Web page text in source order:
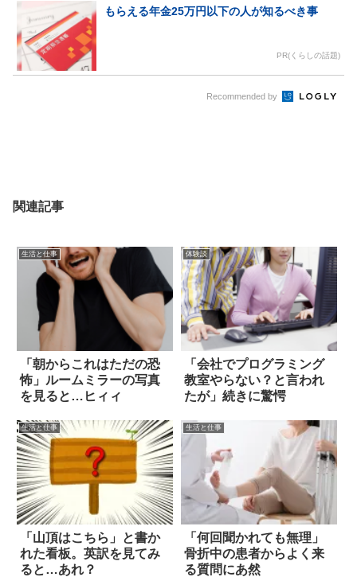
もらえる年金25万円以下の人が知るべき事
PR(くらしの話題)
Recommended by
関連記事
生活と仕事
「朝からこれはただの恐
怖」ルームミラーの写真
を見ると…ヒィィ
体験談
「会社でプログラミング
教室やらない？と言われ
たが」続きに驚愕
生活と仕事
「山頂はこちら」と書か
れた看板。英訳を見てみ
ると…あれ？
生活と仕事
「何回聞かれても無理」
骨折中の患者からよく来
る質問にあ然